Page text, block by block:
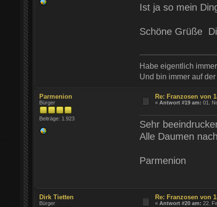
Ist ja so mein
Schöne Grüße
Habe eigentlich
Und bin immer auf
Parmenion
Bürger
Beiträge: 1.923
Re: Franzosen von
«Antwort #19 am: 01.
Sehr
Alle Daumen
Parmenion
Dirk Tietten
Bürger
Re: Franzosen von
«Antwort #20 am: 22.